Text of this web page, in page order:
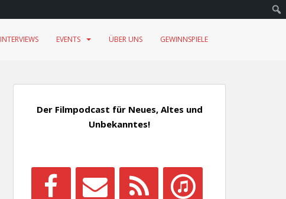
INTERVIEWS EVENTS ÜBER UNS GEWINNSPIELE
Der Filmpodcast für Neues, Altes und
Unbekanntes!